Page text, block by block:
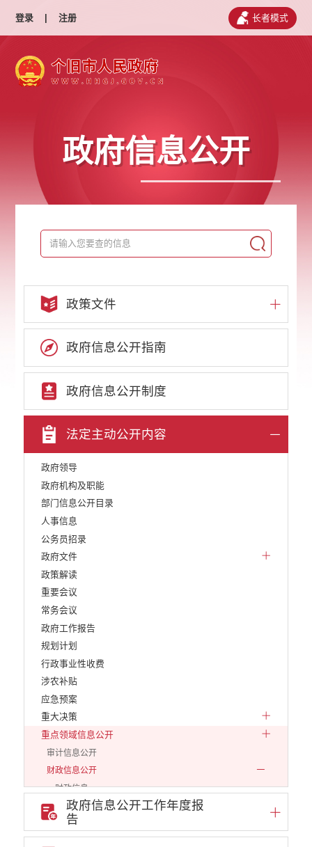
登录 | 注册 长者模式
政府信息公开
政策文件
政府信息公开指南
政府信息公开制度
法定主动公开内容
政府领导
政府机构及职能
部门信息公开目录
人事信息
公务员招录
政府文件
政策解读
重要会议
常务会议
政府工作报告
规划计划
行政事业性收费
涉农补贴
应急预案
重大决策
重点领域信息公开
审计信息公开
财政信息公开
财政信息
预算专栏
决算专栏
政府信息公开工作年度报
告